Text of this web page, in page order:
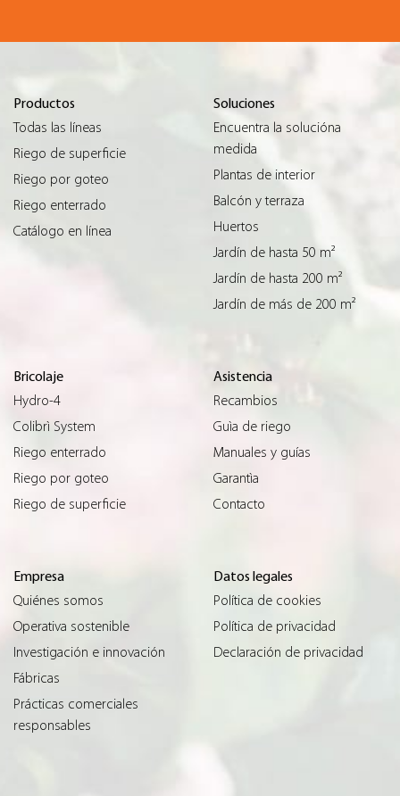
Productos
Todas las líneas
Riego de superficie
Riego por goteo
Riego enterrado
Catálogo en línea
Soluciones
Encuentra la solucióna
medida
Plantas de interior
Balcón y terraza
Huertos
Jardín de hasta 50 m²
Jardín de hasta 200 m²
Jardín de más de 200 m²
Bricolaje
Hydro-4
Colibrì System
Riego enterrado
Riego por goteo
Riego de superficie
Asistencia
Recambios
Guìa de riego
Manuales y guías
Garantìa
Contacto
Empresa
Quiénes somos
Operativa sostenible
Investigación e innovación
Fábricas
Prácticas comerciales
responsables
Datos legales
Política de cookies
Política de privacidad
Declaración de privacidad